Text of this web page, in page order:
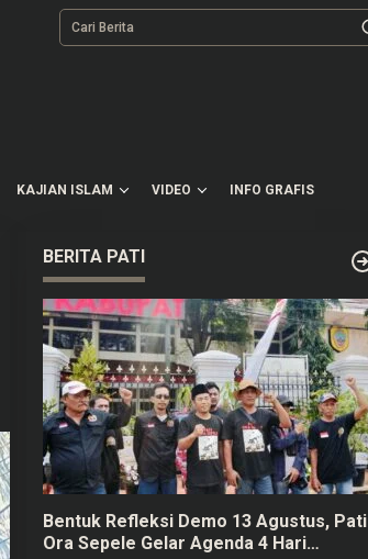
KAJIAN ISLAM VIDEO INFO GRAFIS
BERITA PATI
Bentuk Refleksi Demo 13 Agustus, Pati
Ora Sepele Gelar Agenda 4 Hari